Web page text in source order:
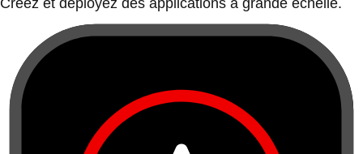
Créez et déployez des applications à grande échelle.